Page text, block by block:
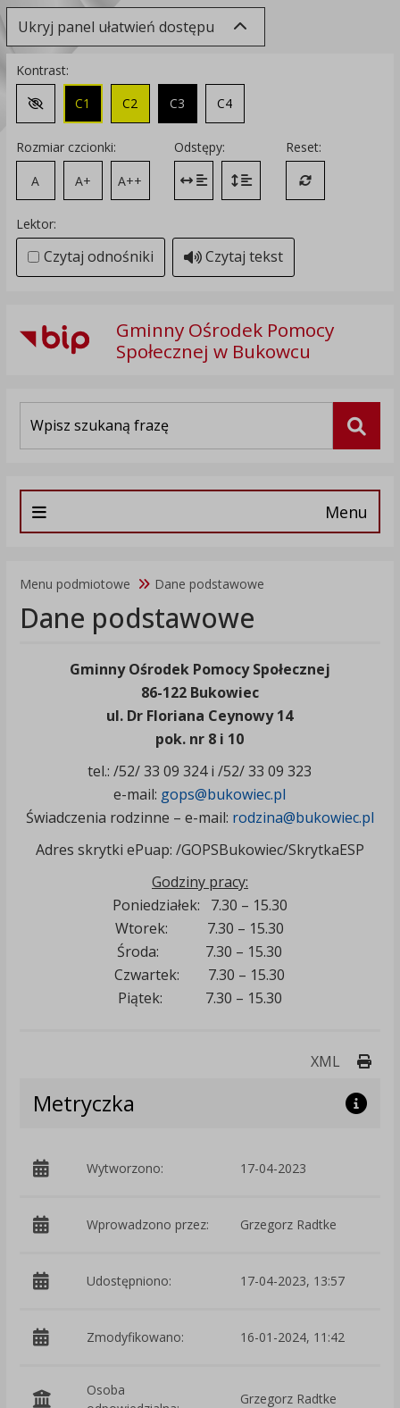
Ukryj panel ułatwień dostępu
Kontrast:
Zmień kontrast na domyślny
C1 C2 C3 C4
Rozmiar czcionki:
A
A+ A++
Odstępy:
Zmień odstęp między literami
Zmień interlinię i margines
Reset:
Przywróć
Lektor:
Czytaj odnośniki Czytaj tekst
Gminny Ośrodek Pomocy
Społecznej w Bukowcu
Menu
Menu podmiotowe Dane podstawowe
Dane podstawowe
Gminny Ośrodek Pomocy Społecznej
86-122 Bukowiec
ul. Dr Floriana Ceynowy 14
pok. nr 8 i 10
tel.: /52/ 33 09 324 i /52/ 33 09 323
e-mail: gops@bukowiec.pl
Świadczenia rodzinne – e-mail: rodzina@bukowiec.pl
Adres skrytki ePuap: /GOPSBukowiec/SkrytkaESP
Godziny pracy:
Poniedziałek: 7.30 – 15.30
Wtorek: 7.30 – 15.30
Środa: 7.30 – 15.30
Czwartek: 7.30 – 15.30
Piątek: 7.30 – 15.30
XML
Metryczka
Wytworzono: 17-04-2023
Wprowadzono przez: Grzegorz Radtke
Udostępniono: 17-04-2023, 13:57
Zmodyfikowano: 16-01-2024, 11:42
Osoba
Grzegorz Radtke